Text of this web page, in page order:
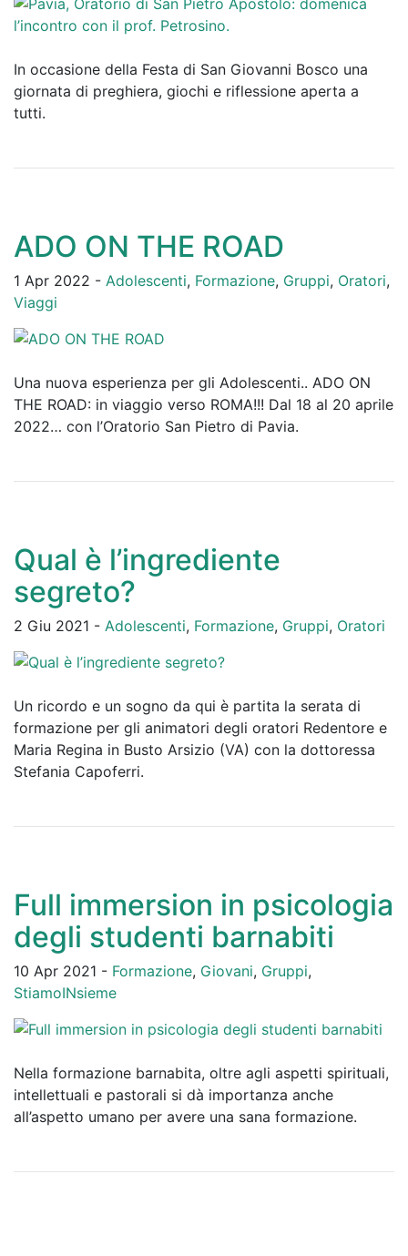
In occasione della Festa di San Giovanni Bosco una
giornata di preghiera, giochi e riflessione aperta a
tutti.
ADO ON THE ROAD
1 Apr 2022 - Adolescenti, Formazione, Gruppi, Oratori,
Viaggi
Una nuova esperienza per gli Adolescenti.. ADO ON
THE ROAD: in viaggio verso ROMA!!! Dal 18 al 20 aprile
2022… con l’Oratorio San Pietro di Pavia.
Qual è l’ingrediente
segreto?
2 Giu 2021 - Adolescenti, Formazione, Gruppi, Oratori
Un ricordo e un sogno da qui è partita la serata di
formazione per gli animatori degli oratori Redentore e
Maria Regina in Busto Arsizio (VA) con la dottoressa
Stefania Capoferri.
Full immersion in psicologia
degli studenti barnabiti
10 Apr 2021 - Formazione, Giovani, Gruppi,
StiamoINsieme
Nella formazione barnabita, oltre agli aspetti spirituali,
intellettuali e pastorali si dà importanza anche
all’aspetto umano per avere una sana formazione.